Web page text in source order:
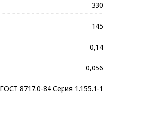
330
145
0,14
0,056
ГОСТ 8717.0-84 Серия 1.155.1-1